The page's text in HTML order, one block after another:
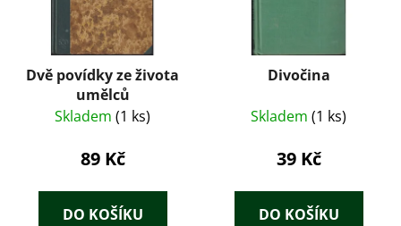
Dvě povídky ze života
umělců
Skladem (1 ks)
89 Kč
DO KOŠÍKU
Divočina
Skladem (1 ks)
39 Kč
DO KOŠÍKU